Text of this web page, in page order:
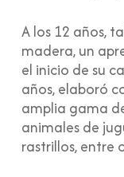
A los 12 años,
madera, un
el inicio de su
años, elaboró
amplia gama
animales de
rastrillos, entre